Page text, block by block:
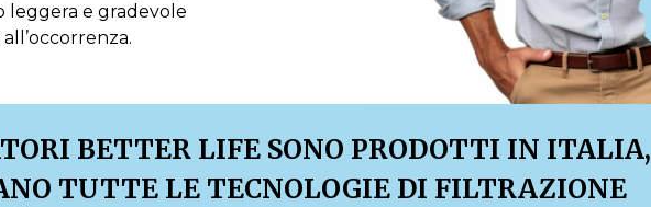
e gradevole
BETTER LIFE SONO PRODOTTI IN ITALIA,
TUTTE LE TECNOLOGIE DI FILTRAZIONE